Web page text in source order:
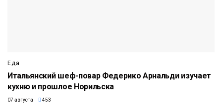
Еда
Итальянский шеф-повар Федерико Арнальди изучает
кухню и прошлое Норильска
07 августа 453